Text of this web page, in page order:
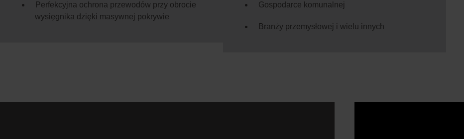
Perfekcyjna ochrona przewodów przy obrocie
wysięgnika dzięki masywnej pokrywie
Gospodarce komunalnej
Branży przemysłowej i wielu innych